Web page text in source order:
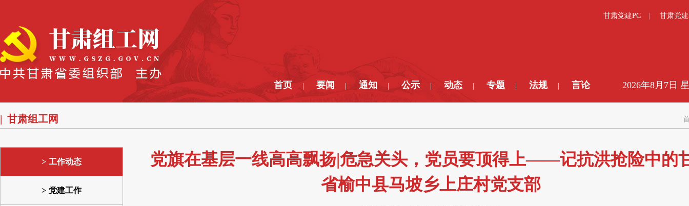
甘肃党建PC 甘肃党
首页 要闻 通知 公示 动态 专题 法规 言论 2026年8月7日
甘肃组工网
工作动态
党建工作
党旗在基层一线高高飘扬|危急关头，党员要顶得上——记抗洪抢险中的
省榆中县马坡乡上庄村党支部